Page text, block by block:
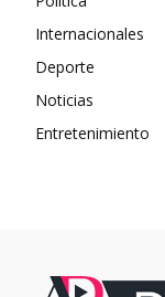
Internacionales
Deporte
Noticias
Entretenimiento